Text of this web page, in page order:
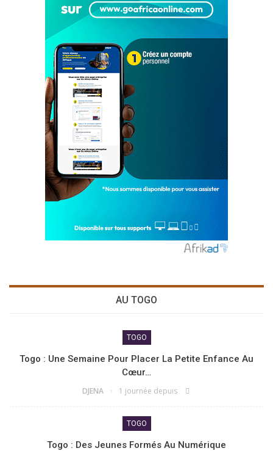
AU TOGO
TOGO
Togo : Une Semaine Pour Placer La Petite Enfance Au
Cœur…
DJENA 1 journée depuis
TOGO
Togo : Des Jeunes Formés Au Numérique